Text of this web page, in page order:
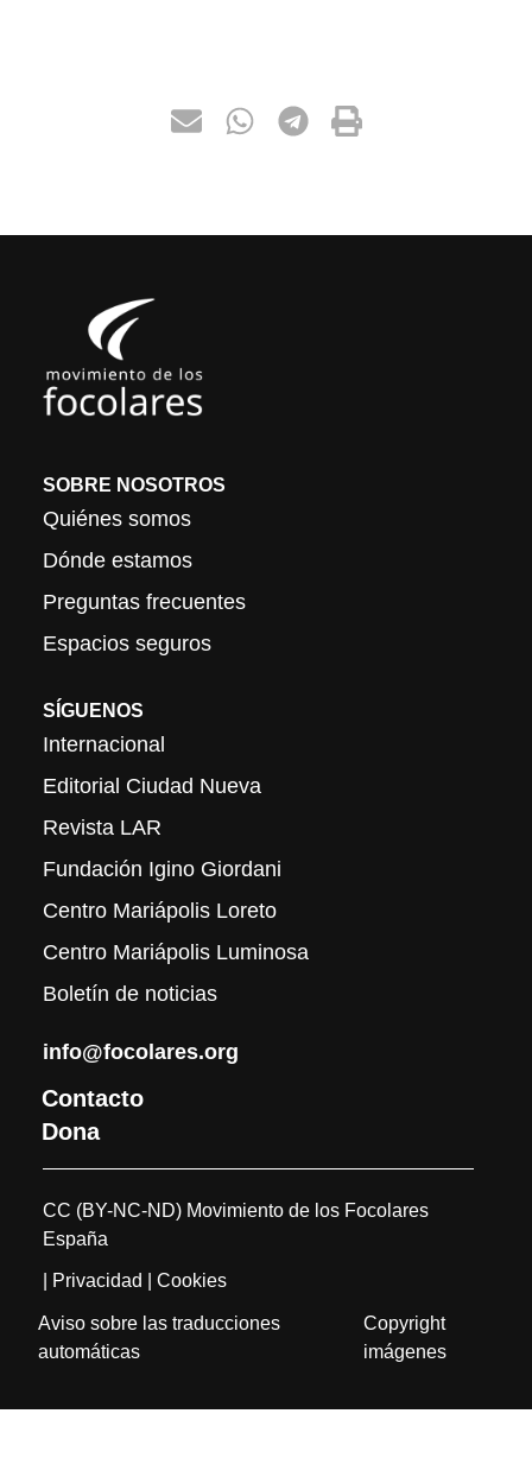
SOBRE NOSOTROS
Quiénes somos
Dónde estamos
Preguntas frecuentes
Espacios seguros
SÍGUENOS
Internacional
Editorial Ciudad Nueva
Revista LAR
Fundación Igino Giordani
Centro Mariápolis Loreto
Centro Mariápolis Luminosa
Boletín de noticias
info@focolares.org
Contacto
Dona
CC (BY-NC-ND) Movimiento de los Focolares
España
| Privacidad | Cookies
Aviso sobre las traducciones
automáticas
Copyright
imágenes